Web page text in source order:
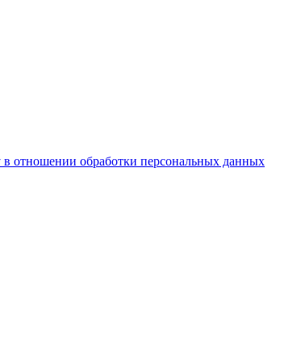
в отношении обработки персональных данных